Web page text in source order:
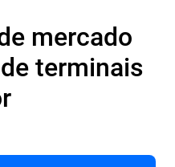
mercado
terminais